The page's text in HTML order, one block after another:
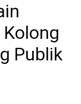
Publik